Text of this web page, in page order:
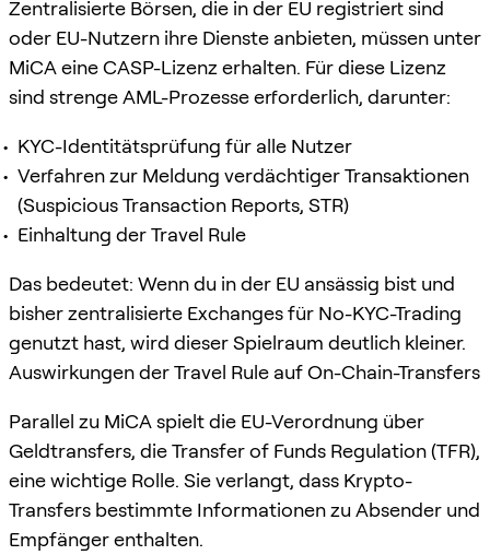
Zentralisierte Börsen, die in der EU registriert sind
oder EU-Nutzern ihre Dienste anbieten, müssen unter
MiCA eine CASP-Lizenz erhalten. Für diese Lizenz
sind strenge AML-Prozesse erforderlich, darunter:
KYC-Identitätsprüfung für alle Nutzer
Verfahren zur Meldung verdächtiger Transaktionen
(Suspicious Transaction Reports, STR)
Einhaltung der Travel Rule
Das bedeutet: Wenn du in der EU ansässig bist und
bisher zentralisierte Exchanges für No-KYC-Trading
genutzt hast, wird dieser Spielraum deutlich kleiner.
Auswirkungen der Travel Rule auf On-Chain-Transfers
Parallel zu MiCA spielt die EU-Verordnung über
Geldtransfers, die Transfer of Funds Regulation (TFR),
eine wichtige Rolle. Sie verlangt, dass Krypto-
Transfers bestimmte Informationen zu Absender und
Empfänger enthalten.